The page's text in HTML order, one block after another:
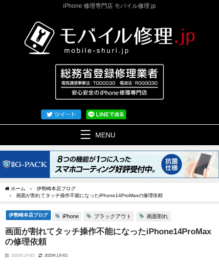
iPhone 修理専門店 モバイル修理.jp
MENU
ホーム
伊勢崎本店ブログ
画面が割れてタッチ操作不能になったiPhone14ProMaxの修理依頼
伊勢崎本店ブログ iPhone ブラックアウト 画面割れ
画面が割れてタッチ操作不能になったiPhone14ProMax
の修理依頼
2025年1月4日 2025年1月4日